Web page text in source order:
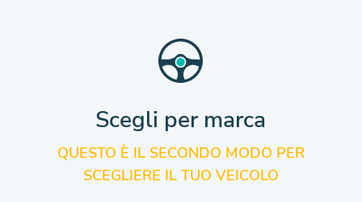
Scegli per marca
QUESTO È IL SECONDO MODO PER
SCEGLIERE IL TUO VEICOLO